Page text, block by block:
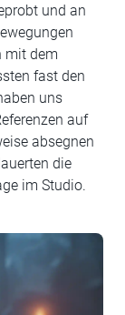
und an
mit dem
fast den
uns
auf
absegnen
die
im Studio.